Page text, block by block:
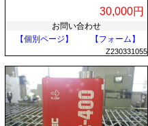
30,000円
お問い合わせ
【個別ページ】
【フォーム】
Z230331055